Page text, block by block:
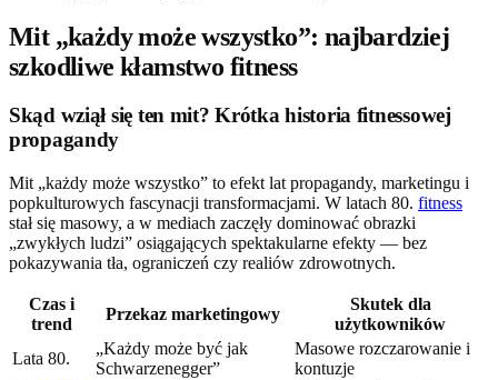
Mit „każdy może wszystko”: najbardziej
szkodliwe kłamstwo fitness
Skąd wziął się ten mit? Krótka historia fitnessowej
propagandy
Mit „każdy może wszystko” to efekt lat propagandy, marketingu i
popkulturowych fascynacji transformacjami. W latach 80. fitness
stał się masowy, a w mediach zaczęły dominować obrazki
„zwykłych ludzi” osiągających spektakularne efekty — bez
pokazywania tła, ograniczeń czy realiów zdrowotnych.
Czas i
trend
Przekaz marketingowy
Skutek dla
użytkowników
Lata 80.
„Każdy może być jak
Schwarzenegger”
Masowe rozczarowanie i
kontuzje